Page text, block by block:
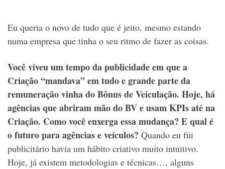
Eu queria o novo de tudo que é jeito, mesmo estando
numa empresa que tinha o seu ritmo de fazer as coisas.
Você viveu um tempo da publicidade em que a
Criação “mandava” em tudo e grande parte da
remuneração vinha do Bônus de Veiculação. Hoje, há
agências que abriram mão do BV e usam KPIs até na
Criação. Como você enxerga essa mudança? E qual é
o futuro para agências e veículos? Quando eu fui
publicitário havia um hábito criativo muito intuitivo.
Hoje, já existem metodologias e técnicas…, alguns